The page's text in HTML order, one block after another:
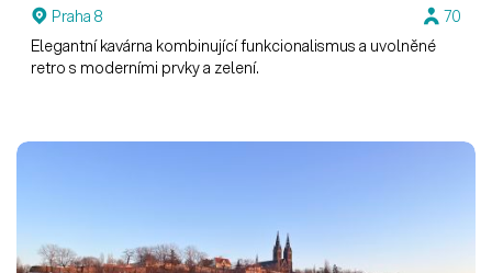
Praha 8
70
Elegantní kavárna kombinující funkcionalismus a uvolněné
retro s moderními prvky a zelení.